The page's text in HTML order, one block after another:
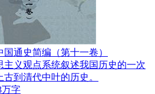
通史简编（第十一卷）
主义观点系统叙述我国历史的一次
到清代中叶的历史。
万字